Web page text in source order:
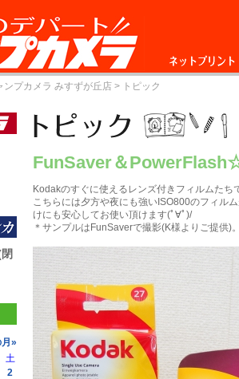
ネットプリント
ンプカメラ みすずが丘店 > トピック
FunSaver＆
Kodakのすぐに使えるレンズ付きフィルムたち
こちらには夕方や夜にも強いISO800のフィル
けにも安心してお使い頂けます(ﾟ∀ﾟ)/
＊サンプルはFunSaverで撮影(K様よりご提供)
»
土
2